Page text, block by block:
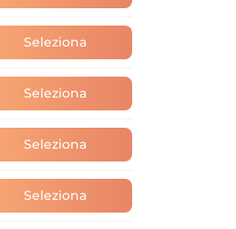
Seleziona
Seleziona
Seleziona
Seleziona